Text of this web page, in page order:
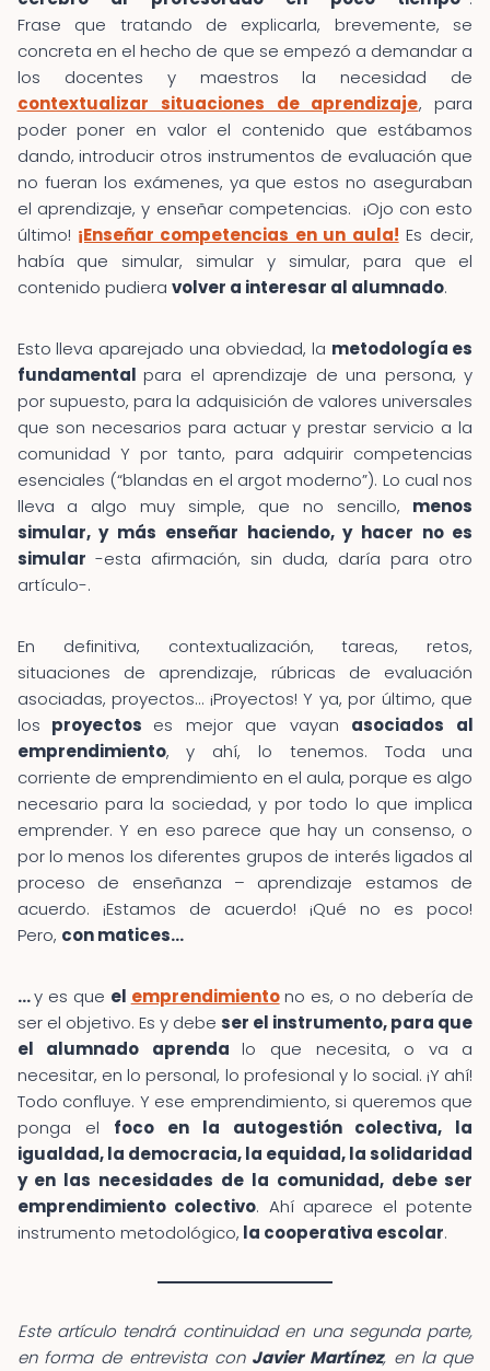
Frase que tratando de explicarla, brevemente, se
concreta en el hecho de que se empezó a demandar a
los docentes y maestros la necesidad de
contextualizar situaciones de aprendizaje, para
poder poner en valor el contenido que estábamos
dando, introducir otros instrumentos de evaluación que
no fueran los exámenes, ya que estos no aseguraban
el aprendizaje, y enseñar competencias. ¡Ojo con esto
último! ¡Enseñar competencias en un aula! Es decir,
había que simular, simular y simular, para que el
contenido pudiera volver a interesar al alumnado.
Esto lleva aparejado una obviedad, la metodología es
fundamentalpara el aprendizaje de una persona, y
por supuesto, para la adquisición de valores universales
que son necesarios para actuar y prestar servicio a la
comunidad Y por tanto, para adquirir competencias
esenciales (“blandas en el argot moderno”). Lo cual nos
lleva a algo muy simple, que no sencillo, menos
simular, y más enseñar haciendo, y hacer no es
simular -esta afirmación, sin duda, daría para otro
artículo-.
En definitiva, contextualización, tareas, retos,
situaciones de aprendizaje, rúbricas de evaluación
asociadas, proyectos… ¡Proyectos! Y ya, por último, que
los proyectos es mejor que vayan asociados al
emprendimiento, y ahí, lo tenemos. Toda una
corriente de emprendimiento en el aula, porque es algo
necesario para la sociedad, y por todo lo que implica
emprender. Y en eso parece que hay un consenso, o
por lo menos los diferentes grupos de interés ligados al
proceso de enseñanza – aprendizaje estamos de
acuerdo. ¡Estamos de acuerdo! ¡Qué no es poco!
Pero, con matices…
…y es que el emprendimientono es, o no debería de
ser el objetivo. Es y debeser el instrumento, para que
el alumnado aprendalo que necesita, o va a
necesitar, en lo personal, lo profesional y lo social. ¡Y ahí!
Todo confluye. Y ese emprendimiento, si queremos que
ponga el foco en la autogestión colectiva, la
igualdad, la democracia, la equidad, la solidaridad
y en las necesidades de la comunidad, debe ser
emprendimiento colectivo. Ahí aparece el potente
instrumento metodológico, la cooperativa escolar.
Este artículo tendrá continuidad en una segunda parte,
en forma de entrevista con Javier Martínez, en la que